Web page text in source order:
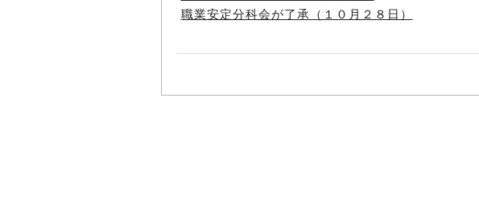
職業安定分科会が了承（１０月２８日）